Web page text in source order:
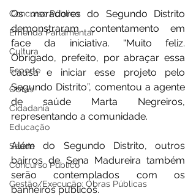
Concurso Público
Emenda Parlamentar
Cultura
Esporte
Obras
Cidadania
Educação
Saúde
Concurso Público
Gestão/Execução: Obras Públicas
Os moradores do Segundo Distrito
demonstraram contentamento em
face da iniciativa. “Muito feliz.
Obrigado, prefeito, por abraçar essa
causa e iniciar esse projeto pelo
Segundo Distrito”, comentou a agente
de saúde Marta Negreiros,
representando a comunidade.
Além do Segundo Distrito, outros
bairros de Sena Madureira também
serão contemplados com os
banheiros públicos.